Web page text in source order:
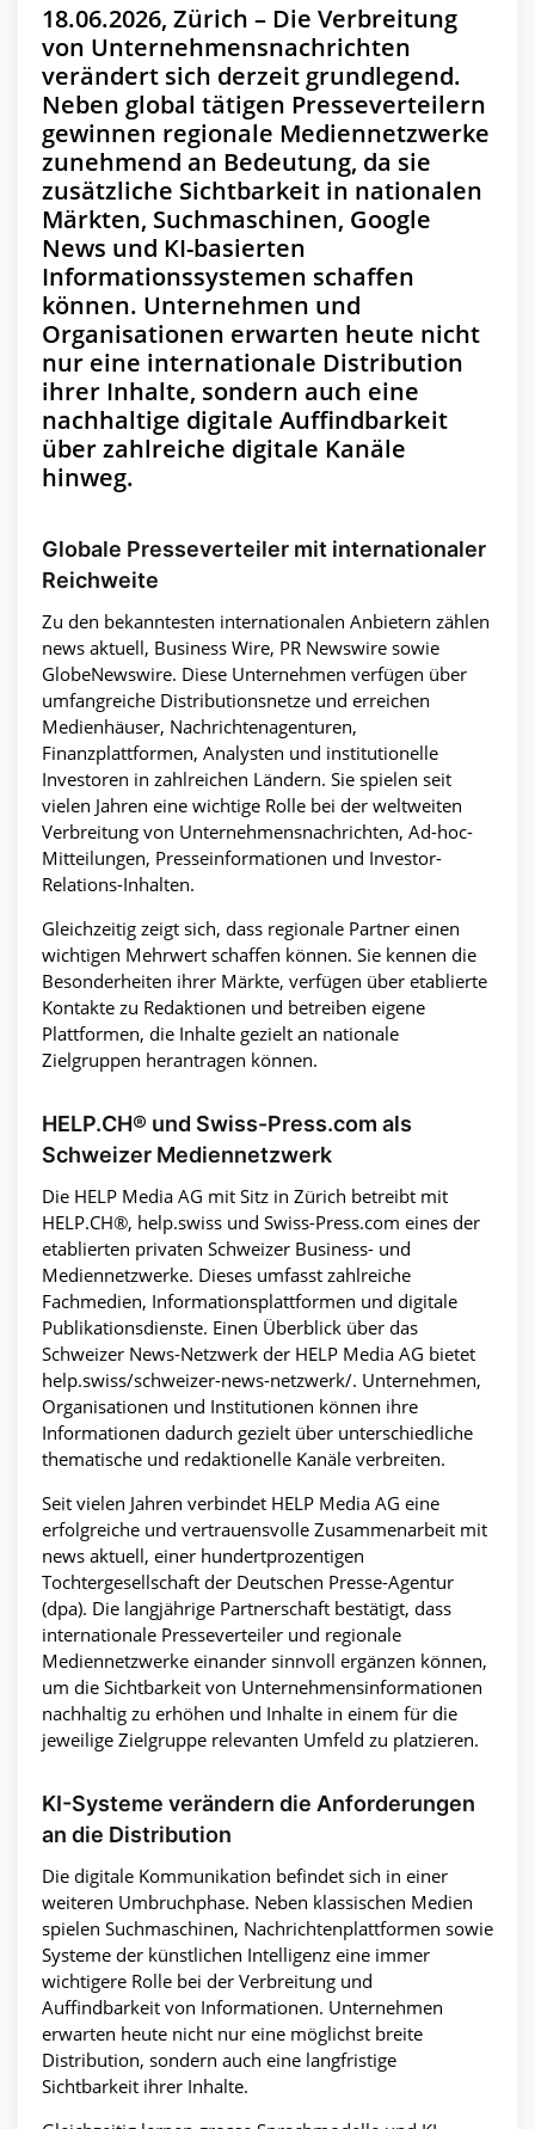
18.06.2026, Zürich – Die Verbreitung
von Unternehmensnachrichten
verändert sich derzeit grundlegend.
Neben global tätigen Presseverteilern
gewinnen regionale Mediennetzwerke
zunehmend an Bedeutung, da sie
zusätzliche Sichtbarkeit in nationalen
Märkten, Suchmaschinen, Google
News und KI-basierten
Informationssystemen schaffen
können. Unternehmen und
Organisationen erwarten heute nicht
nur eine internationale Distribution
ihrer Inhalte, sondern auch eine
nachhaltige digitale Auffindbarkeit
über zahlreiche digitale Kanäle
hinweg.
Globale Presseverteiler mit internationaler
Reichweite
Zu den bekanntesten internationalen Anbietern zählen
news aktuell, Business Wire, PR Newswire sowie
GlobeNewswire. Diese Unternehmen verfügen über
umfangreiche Distributionsnetze und erreichen
Medienhäuser, Nachrichtenagenturen,
Finanzplattformen, Analysten und institutionelle
Investoren in zahlreichen Ländern. Sie spielen seit
vielen Jahren eine wichtige Rolle bei der weltweiten
Verbreitung von Unternehmensnachrichten, Ad-hoc-
Mitteilungen, Presseinformationen und Investor-
Relations-Inhalten.
Gleichzeitig zeigt sich, dass regionale Partner einen
wichtigen Mehrwert schaffen können. Sie kennen die
Besonderheiten ihrer Märkte, verfügen über etablierte
Kontakte zu Redaktionen und betreiben eigene
Plattformen, die Inhalte gezielt an nationale
Zielgruppen herantragen können.
HELP.CH® und Swiss-Press.com als
Schweizer Mediennetzwerk
Die HELP Media AG mit Sitz in Zürich betreibt mit
HELP.CH®, help.swiss und Swiss-Press.com eines der
etablierten privaten Schweizer Business- und
Mediennetzwerke. Dieses umfasst zahlreiche
Fachmedien, Informationsplattformen und digitale
Publikationsdienste. Einen Überblick über das
Schweizer News-Netzwerk der HELP Media AG bietet
help.swiss/schweizer-news-netzwerk/. Unternehmen,
Organisationen und Institutionen können ihre
Informationen dadurch gezielt über unterschiedliche
thematische und redaktionelle Kanäle verbreiten.
Seit vielen Jahren verbindet HELP Media AG eine
erfolgreiche und vertrauensvolle Zusammenarbeit mit
news aktuell, einer hundertprozentigen
Tochtergesellschaft der Deutschen Presse-Agentur
(dpa). Die langjährige Partnerschaft bestätigt, dass
internationale Presseverteiler und regionale
Mediennetzwerke einander sinnvoll ergänzen können,
um die Sichtbarkeit von Unternehmensinformationen
nachhaltig zu erhöhen und Inhalte in einem für die
jeweilige Zielgruppe relevanten Umfeld zu platzieren.
KI-Systeme verändern die Anforderungen
an die Distribution
Die digitale Kommunikation befindet sich in einer
weiteren Umbruchphase. Neben klassischen Medien
spielen Suchmaschinen, Nachrichtenplattformen sowie
Systeme der künstlichen Intelligenz eine immer
wichtigere Rolle bei der Verbreitung und
Auffindbarkeit von Informationen. Unternehmen
erwarten heute nicht nur eine möglichst breite
Distribution, sondern auch eine langfristige
Sichtbarkeit ihrer Inhalte.